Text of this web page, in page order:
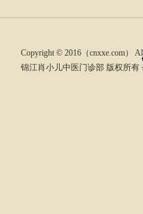
Copyright © 2016（cnxxe.com）
锦江肖小儿中医门诊部 版权所有